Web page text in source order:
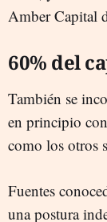
Amber Capital
60% del
También se
en principio
como los otros
Fuentes
una postura